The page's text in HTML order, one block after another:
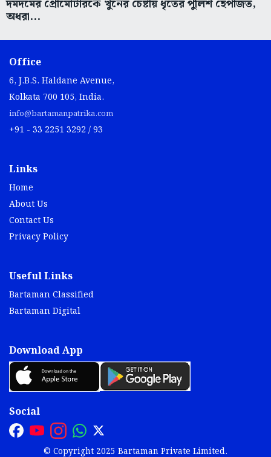
দমদমের প্রোমোটারকে খুনের চেষ্টায় ধৃতের পুলিশ হেপাজত,
অধরা...
Office
6, J.B.S. Haldane Avenue,
Kolkata 700 105, India.
info@bartamanpatrika.com
+91 - 33 2251 3292 / 93
Links
Home
About Us
Contact Us
Privacy Policy
Useful Links
Bartaman Classified
Bartaman Digital
Download App
Social
© Copyright 2025 Bartaman Private Limited.